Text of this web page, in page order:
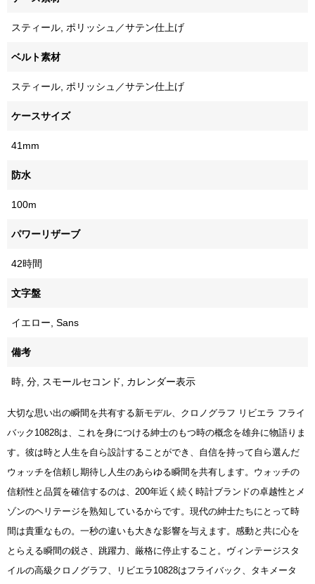
スティール, ポリッシュ／サテン仕上げ
ベルト素材
スティール, ポリッシュ／サテン仕上げ
ケースサイズ
41mm
防水
100m
パワーリザーブ
42時間
文字盤
イエロー, Sans
備考
時, 分, スモールセコンド, カレンダー表示
大切な思い出の瞬間を共有する新モデル、クロノグラフ リビエラ フライ
バック10828は、これを身につける紳士のもつ時の概念を雄弁に物語りま
す。彼は時と人生を自ら設計することができ、自信を持って自ら選んだ
ウォッチを信頼し期待し人生のあらゆる瞬間を共有します。ウォッチの
信頼性と品質を確信するのは、200年近く続く時計ブランドの卓越性とメ
ゾンのヘリテージを熟知しているからです。現代の紳士たちにとって時
間は貴重なもの。一秒の違いも大きな影響を与えます。感動と共に心を
とらえる瞬間の鋭さ、跳躍力、厳格に停止すること。ヴィンテージスタ
イルの高級クロノグラフ、リビエラ10828はフライバック、タキメータ